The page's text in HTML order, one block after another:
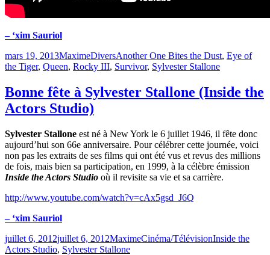
– ‘xim Sauriol
Publié
le
mars 19, 2013MaximeCatégories
DiversÉtiquettes
Another One Bites the Dust, Eye of
the Tiger, Queen, Rocky III, Survivor, Sylvester Stallone
Bonne fête à Sylvester Stallone (Inside the
Actors Studio)
Sylvester Stallone est né à New York le 6 juillet 1946, il fête donc
aujourd’hui son 66e anniversaire. Pour célébrer cette journée, voici
non pas les extraits de ses films qui ont été vus et revus des millions
de fois, mais bien sa participation, en 1999, à la célèbre émission
Inside the Actors Studio où il revisite sa vie et sa carrière.
http://www.youtube.com/watch?v=cAx5gsd_J6Q
– ‘xim Sauriol
Publié
le
juillet 6, 2012juillet 6, 2012MaximeCatégories
Cinéma/TélévisionÉtiquettes
Inside the
Actors Studio, Sylvester Stallone